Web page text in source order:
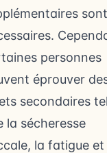
sont
personnes
éprouver
secondaires
la sécheresse
la fatigue et